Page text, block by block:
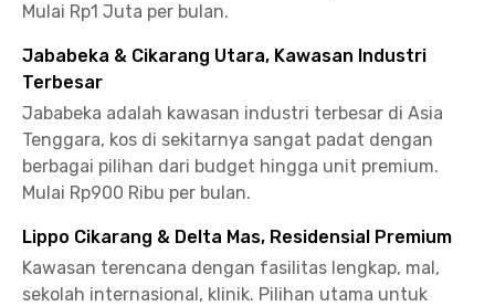
Mulai Rp1 Juta per bulan.
Jababeka & Cikarang Utara, Kawasan Industri
Terbesar
Jababeka adalah kawasan industri terbesar di Asia
Tenggara, kos di sekitarnya sangat padat dengan
berbagai pilihan dari budget hingga unit premium.
Mulai Rp900 Ribu per bulan.
Lippo Cikarang & Delta Mas, Residensial Premium
Kawasan terencana dengan fasilitas lengkap, mal,
sekolah internasional, klinik. Pilihan utama untuk